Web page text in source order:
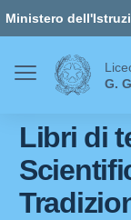
Ministero
G.
Libri di